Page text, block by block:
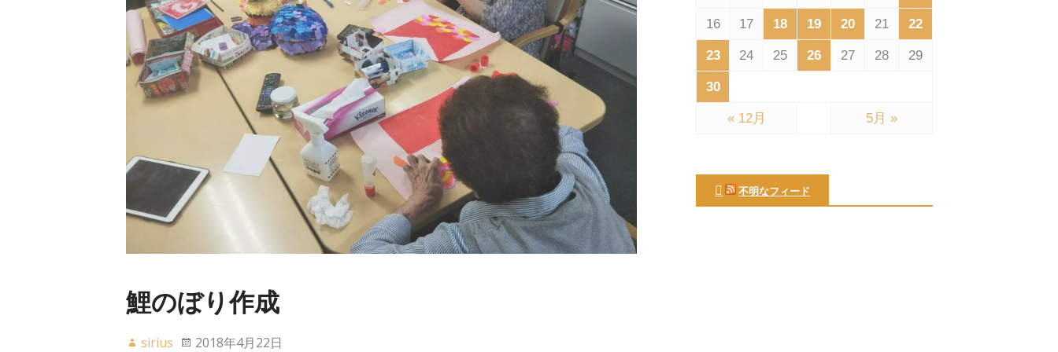
鯉のぼり作成
sirius 2018年4月22日
« 12月 5月 »
16 17 18 19 20 21 22
23 24 25 26 27 28 29
30
不明なフィード